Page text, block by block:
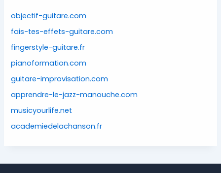
objectif-guitare.com
fais-tes-effets-guitare.com
fingerstyle-guitare.fr
pianoformation.com
guitare-improvisation.com
apprendre-le-jazz-manouche.com
musicyourlife.net
academiedelachanson.fr